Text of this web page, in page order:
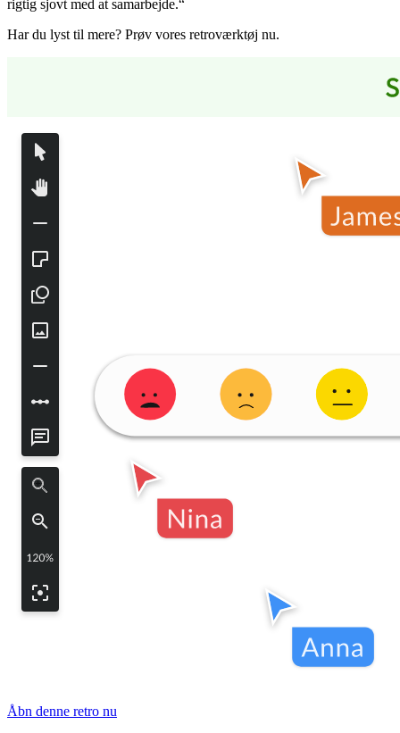
rigtig sjovt med at samarbejde.“
Har du lyst til mere? Prøv vores retroværktøj nu.
Åbn denne retro nu